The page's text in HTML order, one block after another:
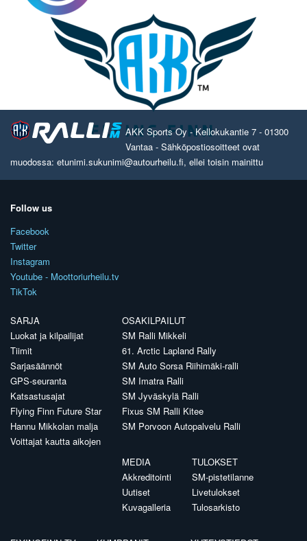
AKK Sports Oy - Kellokukantie 7 - 01300
Vantaa - Sähköpostiosoitteet ovat
muodossa: etunimi.sukunimi@autourheilu.fi, ellei toisin mainittu
Follow us
Facebook
Twitter
Instagram
Youtube - Moottoriurheilu.tv
TikTok
SARJA
Luokat ja kilpailijat
Tiimit
Sarjasäännöt
GPS-seuranta
Katsastusajat
Flying Finn Future Star
Hannu Mikkolan malja
Voittajat kautta aikojen
OSAKILPAILUT
SM Ralli Mikkeli
61. Arctic Lapland Rally
SM Auto Sorsa Riihimäki-ralli
SM Imatra Ralli
SM Jyväskylä Ralli
Fixus SM Ralli Kitee
SM Porvoon Autopalvelu Ralli
MEDIA
Akkreditointi
Uutiset
Kuvagalleria
TULOKSET
SM-pistetilanne
Livetulokset
Tulosarkisto